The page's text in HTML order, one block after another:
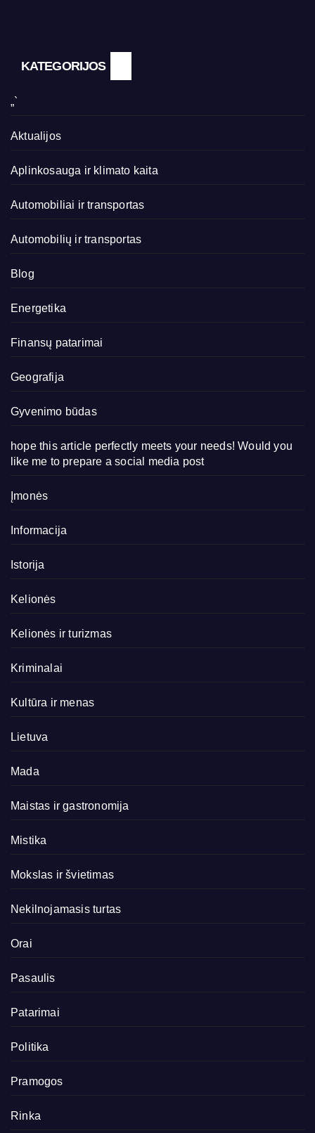
KATEGORIJOS
„`
Aktualijos
Aplinkosauga ir klimato kaita
Automobiliai ir transportas
Automobilių ir transportas
Blog
Energetika
Finansų patarimai
Geografija
Gyvenimo būdas
hope this article perfectly meets your needs! Would you
like me to prepare a social media post
Įmonės
Informacija
Istorija
Kelionės
Kelionės ir turizmas
Kriminalai
Kultūra ir menas
Lietuva
Mada
Maistas ir gastronomija
Mistika
Mokslas ir švietimas
Nekilnojamasis turtas
Orai
Pasaulis
Patarimai
Politika
Pramogos
Rinka